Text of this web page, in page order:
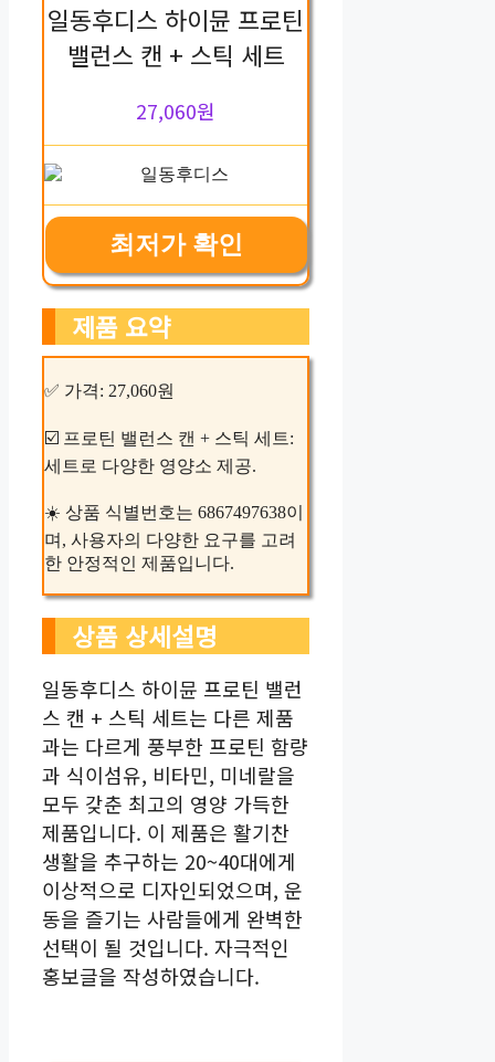
일동후디스 하이뮨 프로틴
밸런스 캔 + 스틱 세트
27,060원
최저가 확인
제품 요약
✅ 가격: 27,060원
☑️ 프로틴 밸런스 캔 + 스틱 세트:
세트로 다양한 영양소 제공.
☀️ 상품 식별번호는 6867497638이
며, 사용자의 다양한 요구를 고려
한 안정적인 제품입니다.
상품 상세설명
일동후디스 하이뮨 프로틴 밸런
스 캔 + 스틱 세트는 다른 제품
과는 다르게 풍부한 프로틴 함량
과 식이섬유, 비타민, 미네랄을
모두 갖춘 최고의 영양 가득한
제품입니다. 이 제품은 활기찬
생활을 추구하는 20~40대에게
이상적으로 디자인되었으며, 운
동을 즐기는 사람들에게 완벽한
선택이 될 것입니다. 자극적인
홍보글을 작성하였습니다.